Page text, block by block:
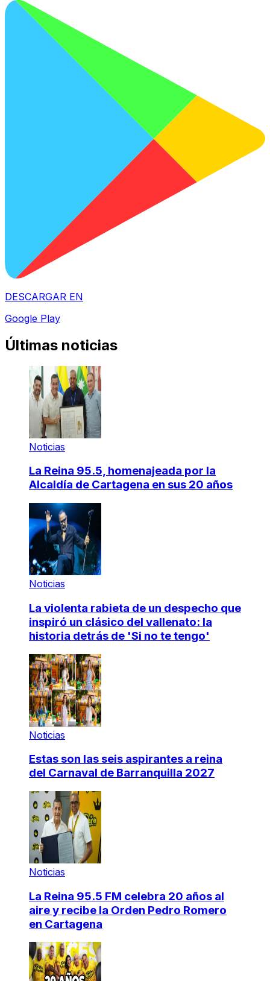
DESCARGAR EN
Google Play
Últimas noticias
Noticias
La Reina 95.5, homenajeada por la
Alcaldía de Cartagena en sus 20 años
Noticias
La violenta rabieta de un despecho que
inspiró un clásico del vallenato: la
historia detrás de 'Si no te tengo'
Noticias
Estas son las seis aspirantes a reina
del Carnaval de Barranquilla 2027
Noticias
La Reina 95.5 FM celebra 20 años al
aire y recibe la Orden Pedro Romero
en Cartagena